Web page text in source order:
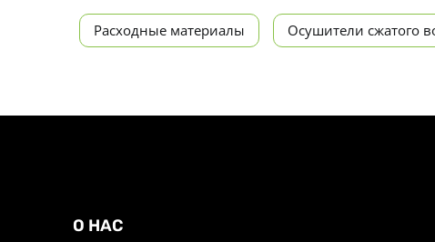
Расходные материалы Осушители сжатого
О НАС